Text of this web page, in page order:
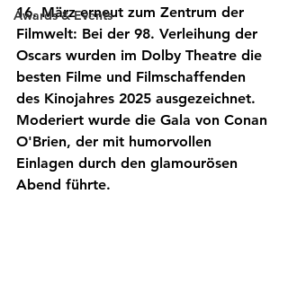
Awards & Events
16. März erneut zum Zentrum der
Filmwelt: Bei der 98. Verleihung der
Oscars wurden im Dolby Theatre die
besten Filme und Filmschaffenden
des Kinojahres 2025 ausgezeichnet.
Moderiert wurde die Gala von Conan
O'Brien, der mit humorvollen
Einlagen durch den glamourösen
Abend führte.